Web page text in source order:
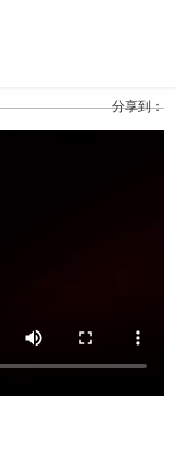
分享到：